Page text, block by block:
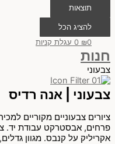
תוצאות
להציג הכל
₪0
0 עגלת קניות
חנות
צבעוני
צבעוני | אנה רדיס
ציורים צבעוניים מקוריים
פרחים, אבסטרקט עבודת יד.
אקריליק על קנבס. מגוון